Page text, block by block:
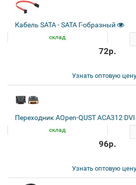
Кабель SATA - SATA Г-образный
склад
72р.
Узнать оптовую цену
Переходник AOpen-QUST ACA312
склад
96р.
Узнать оптовую цену